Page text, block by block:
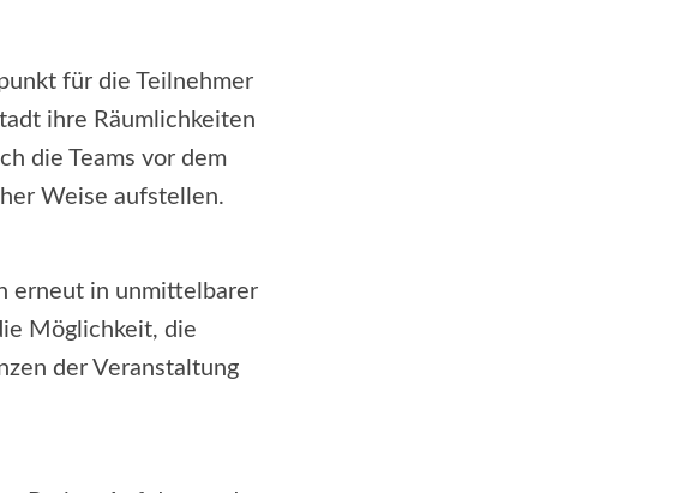
für die Teilnehmer
ihre Räumlichkeiten
die Teams vor dem
Weise aufstellen.
erneut in unmittelbarer
Möglichkeit, die
der Veranstaltung